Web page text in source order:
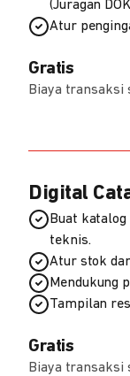
(Juragan
Atur
Gratis
Biaya transaksi
Digital
Buat
teknis.
Atur stok
Mendukung
Tampilan
Gratis
Biaya transaksi